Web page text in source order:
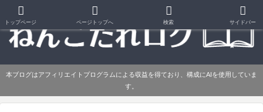
本ブログはアフィリエイトプログラムによる収益を得ており、構成にAIを使用していま
す。
トップページ ページトップへ 検索 サイドバー